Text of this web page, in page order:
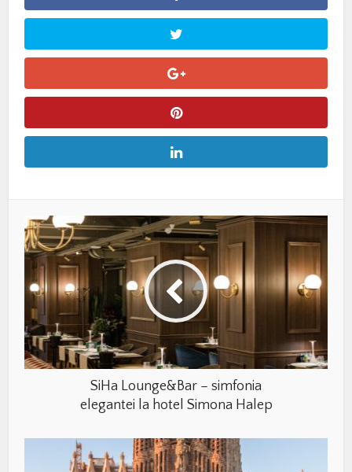
SiHa Lounge&Bar – simfonia
elegantei la hotel Simona Halep